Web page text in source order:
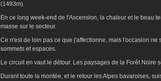
(1493m).
En ce long week-end de l'Ascension, la chaleur et le beau
masse sur le secteur.
Ce n'est de loin pas ce que j'affectionne, mais l'occasion
sommets et espaces.
Le circuit en vaut le détour. Les paysages de la Forêt Noire
Durant toute la montée, et le retour les Alpes bavaroises,